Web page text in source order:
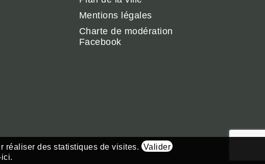
Mentions légales
Charte de modération
Facebook
réaliser des statistiques de visites. Valider